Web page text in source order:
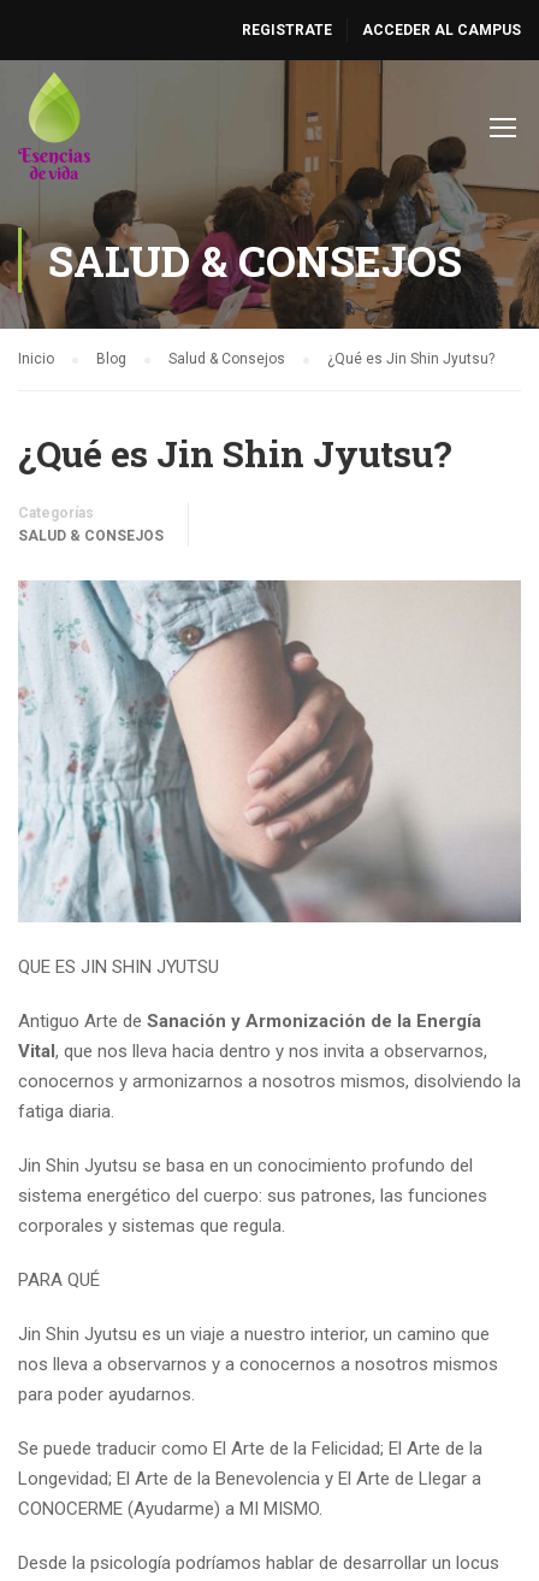
REGISTRATE ACCEDER AL CAMPUS
SALUD & CONSEJOS
Inicio Blog Salud & Consejos ¿Qué es Jin Shin Jyutsu?
¿Qué es Jin Shin Jyutsu?
Categorías
SALUD & CONSEJOS
QUE ES JIN SHIN JYUTSU
Antiguo Arte de Sanación y Armonización de la Energía
Vital, que nos lleva hacia dentro y nos invita a observarnos,
conocernos y armonizarnos a nosotros mismos, disolviendo la
fatiga diaria.
Jin Shin Jyutsu se basa en un conocimiento profundo del
sistema energético del cuerpo: sus patrones, las funciones
corporales y sistemas que regula.
PARA QUÉ
Jin Shin Jyutsu es un viaje a nuestro interior, un camino que
nos lleva a observarnos y a conocernos a nosotros mismos
para poder ayudarnos.
Se puede traducir como El Arte de la Felicidad; El Arte de la
Longevidad; El Arte de la Benevolencia y El Arte de Llegar a
CONOCERME (Ayudarme) a MI MISMO.
Desde la psicología podríamos hablar de desarrollar un locus